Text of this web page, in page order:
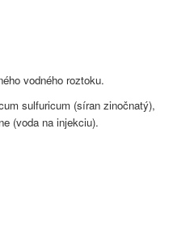
vodného roztoku.
sulfuricum (síran zinočnatý),
(voda na injekciu).